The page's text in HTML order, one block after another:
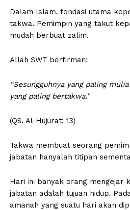
Company
Contact
Dalam Islam, fondasi utama
takwa. Pemimpin yang takut
mudah berbuat zalim.
Allah SWT berfirman:
“Sesungguhnya yang paling
yang paling bertakwa.”
(QS. Al-Hujurat: 13)
Takwa membuat seorang
jabatan hanyalah titipan
Hari ini banyak orang mengejar
jabatan adalah tujuan hidup.
amanah yang suatu hari akan